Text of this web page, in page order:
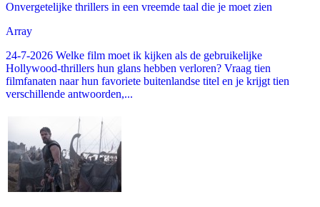
Onvergetelijke thrillers in een vreemde taal die je moet zien
Array
24-7-2026 Welke film moet ik kijken als de gebruikelijke
Hollywood-thrillers hun glans hebben verloren? Vraag tien
filmfanaten naar hun favoriete buitenlandse titel en je krijgt tien
verschillende antwoorden,...